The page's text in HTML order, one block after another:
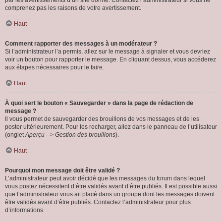
comprenez pas les raisons de votre avertissement.
Haut
Comment rapporter des messages à un modérateur ?
Si l’administrateur l’a permis, allez sur le message à signaler et vous devriez
voir un bouton pour rapporter le message. En cliquant dessus, vous accéderez
aux étapes nécessaires pour le faire.
Haut
À quoi sert le bouton « Sauvegarder » dans la page de rédaction de
message ?
Il vous permet de sauvegarder des brouillons de vos messages et de les
poster ultérieurement. Pour les recharger, allez dans le panneau de l’utilisateur
(ongletAperçu --> Gestion des brouillons).
Haut
Pourquoi mon message doit être validé ?
L’administrateur peut avoir décidé que les messages du forum dans lequel
vous postez nécessitent d’être validés avant d’être publiés. Il est possible aussi
que l’administrateur vous ait placé dans un groupe dont les messages doivent
être validés avant d’être publiés. Contactez l’administrateur pour plus
d’informations.